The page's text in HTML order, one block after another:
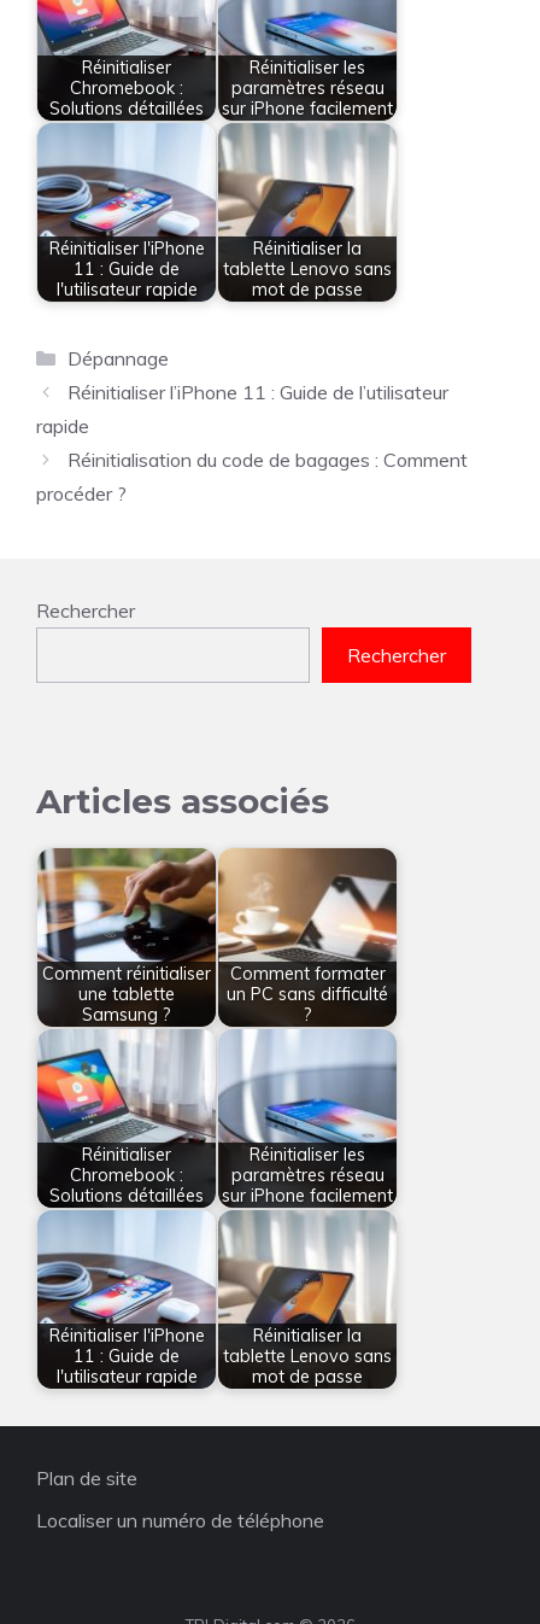
Réinitialiser
Chromebook :
Solutions détaillées
Réinitialiser les
paramètres réseau
sur iPhone facilement
Réinitialiser l'iPhone
11 : Guide de
l'utilisateur rapide
Réinitialiser la
tablette Lenovo sans
mot de passe
Catégories
Dépannage
Réinitialiser l’iPhone 11 : Guide de l’utilisateur
rapide
Réinitialisation du code de bagages : Comment
procéder ?
Rechercher
Rechercher
Articles associés
Comment réinitialiser
une tablette
Samsung ?
Comment formater
un PC sans difficulté
?
Réinitialiser
Chromebook :
Solutions détaillées
Réinitialiser les
paramètres réseau
sur iPhone facilement
Réinitialiser l'iPhone
11 : Guide de
l'utilisateur rapide
Réinitialiser la
tablette Lenovo sans
mot de passe
Plan de site
Localiser un numéro de téléphone